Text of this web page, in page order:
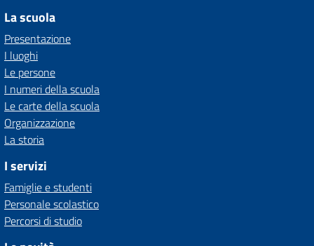
La scuola
Presentazione
I luoghi
Le persone
I numeri della scuola
Le carte della scuola
Organizzazione
La storia
I servizi
Famiglie e studenti
Personale scolastico
Percorsi di studio